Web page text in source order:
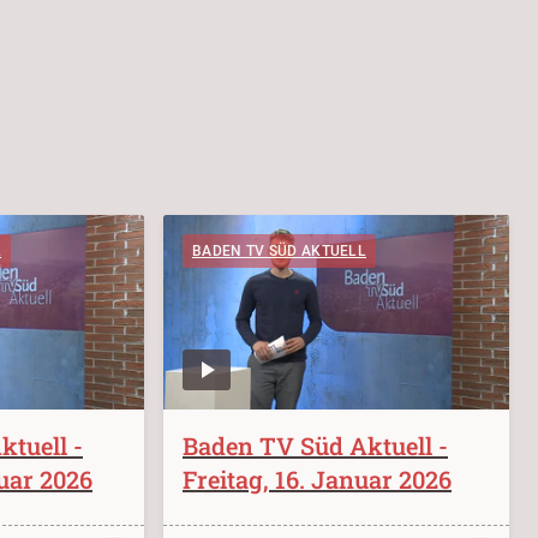
-
2026
BADEN TV SÜD AKTUELL
Baden TV Süd Aktuell -
Freitag, 16. Januar 2026